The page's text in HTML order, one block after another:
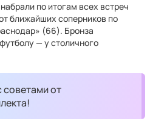
по итогам всех встреч
ближайших соперников по
(66). Бронза
— у столичного
советами от